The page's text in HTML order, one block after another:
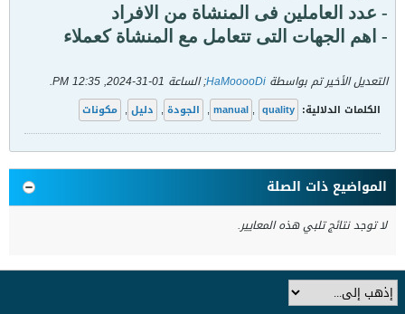
- عدد العاملين فى المنشاة من الافراد
- اهم الجهات التى تتعامل مع المنشاة كعملاء
التعديل الأخير تم بواسطة HaMooooDi; الساعة 01-31-2024, 12:35 PM
.
الكلمات الدلالية: manual , quality
, الجودة , دليل , مكونات
المواضيع ذات الصلة
لا توجد نتائج تلبي هذه المعايير.